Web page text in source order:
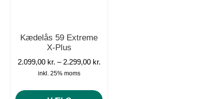
Kædelås 59 Extreme
X-Plus
2.099,00 kr. – 2.299,00 kr.
inkl. 25% moms